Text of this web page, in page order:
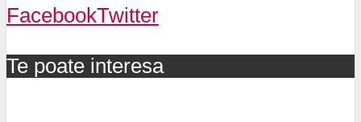
FacebookTwitter
Te poate interesa